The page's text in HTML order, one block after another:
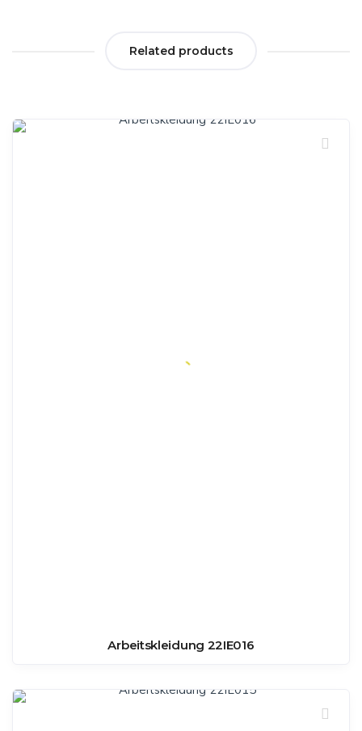
Related products
Arbeitskleidung 22IE016